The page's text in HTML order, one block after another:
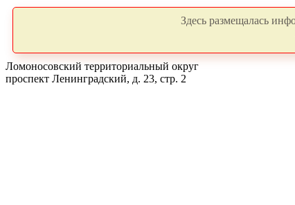
Здесь размещалась
Ломоносовский территориальный округ
проспект Ленинградский, д. 23, стр. 2